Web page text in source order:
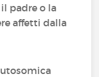
padre o la
affetti dalla